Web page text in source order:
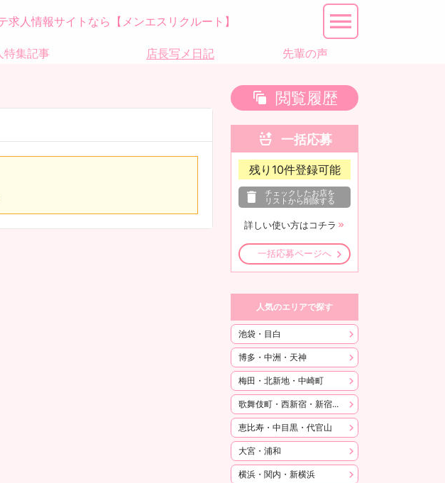
人情報サイトなら【メンエスリクルート】
特集記事 店長写メ日記 先輩の声
閲覧履歴
一括応募
残り 10件登録可能
チェックしたお店を
リストから削除する
詳しい使い方はコチラ
一括応募ページへ
人気のエリアで探す
池袋・目白
博多・中洲・天神
梅田・北新地・中崎町
歌舞伎町・西新宿・新宿御苑
恵比寿・中目黒・代官山
大宮・浦和
横浜・関内・新横浜